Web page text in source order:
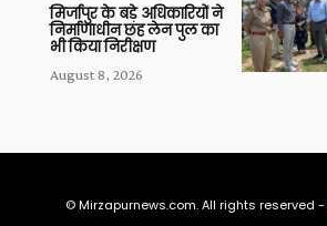
मिर्जापुर के बड़े अधिकारियों ने
निर्माणाधीन छह लेन पुल का
भी किया निरीक्षण
August 8, 2026
© Mirzapurnews.com. All rights reserved -